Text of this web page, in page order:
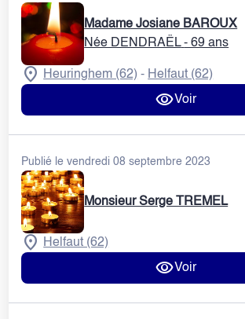
Madame Josiane BAROUX
Née DENDRAËL - 69 ans
Heuringhem (62) - Helfaut (62)
Voir
Publié le vendredi 08 septembre 2023
Monsieur Serge TREMEL
Helfaut (62)
Voir